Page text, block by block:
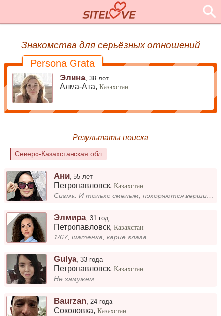
Знакомства для серьёзных отношений
Persona Grata
Элина,39 лет
Алма-Ата,Казахстан
Результаты поиска
Северо-Казахстанская обл.
Ани ,55 лет
Петропавловск,Казахстан
Сигма. И только смелым, покоряются вершины. )))
Элмира,31 год
Петропавловск,Казахстан
1/67, шатенка, карие глаза
Gulya,33 года
Петропавловск,Казахстан
Не замужем
Baurzan 24 года
Соколовка,Казахстан